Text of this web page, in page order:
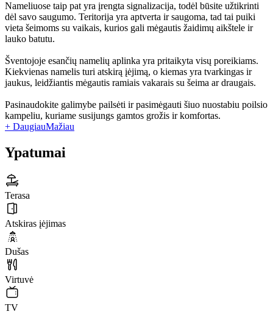
Nameliuose taip pat yra įrengta signalizacija, todėl būsite užtikrinti
dėl savo saugumo. Teritorija yra aptverta ir saugoma, tad tai puiki
vieta šeimoms su vaikais, kurios gali mėgautis žaidimų aikštele ir
lauko batutu.
Šventojoje esančių namelių aplinka yra pritaikyta visų poreikiams.
Kiekvienas namelis turi atskirą įėjimą, o kiemas yra tvarkingas ir
jaukus, leidžiantis mėgautis ramiais vakarais su šeima ar draugais.
Pasinaudokite galimybe pailsėti ir pasimėgauti šiuo nuostabiu poilsio
kampeliu, kuriame susijungs gamtos grožis ir komfortas.
+ DaugiauMažiau
Ypatumai
Terasa
Atskiras įėjimas
Dušas
Virtuvė
TV